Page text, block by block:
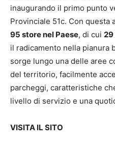
inaugurando il primo punto
Provinciale 51c. Con questa
95 store nel Paese, di cui
il radicamento nella pianura
sorge lungo una delle aree
del territorio, facilmente
parcheggi, caratteristiche
livello di servizio e una
VISITA IL SITO